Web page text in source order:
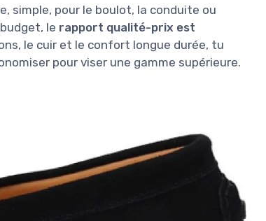
simple, pour le boulot, la conduite ou
le rapport qualité-prix est
le cuir et le confort longue durée, tu
pour viser une gamme supérieure.